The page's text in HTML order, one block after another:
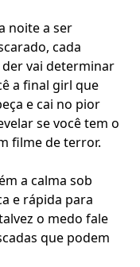
noite a ser
cada
vai determinar
a final girl que
e cai no pior
se você tem o
filme de terror.
a calma sob
e rápida para
o medo fale
que podem